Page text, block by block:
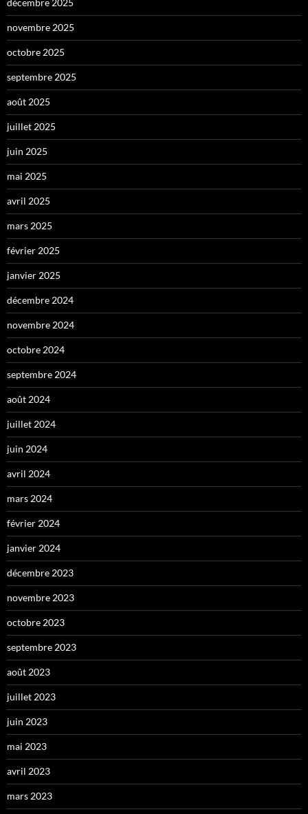
décembre 2025
novembre 2025
octobre 2025
septembre 2025
août 2025
juillet 2025
juin 2025
mai 2025
avril 2025
mars 2025
février 2025
janvier 2025
décembre 2024
novembre 2024
octobre 2024
septembre 2024
août 2024
juillet 2024
juin 2024
avril 2024
mars 2024
février 2024
janvier 2024
décembre 2023
novembre 2023
octobre 2023
septembre 2023
août 2023
juillet 2023
juin 2023
mai 2023
avril 2023
mars 2023